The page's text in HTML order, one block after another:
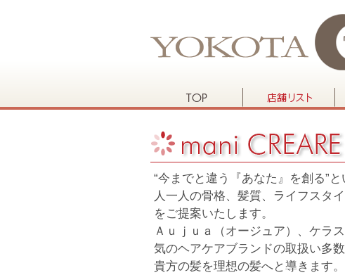
“今までと違う『あなた』を創る”
人一人の骨格、髪質、ライフスタ
をご提案いたします。
Ａｕｊｕａ（オージュア）、ケラ
気のヘアケアブランドの取扱い多数
貴方の髪を理想の髪へと導きます。